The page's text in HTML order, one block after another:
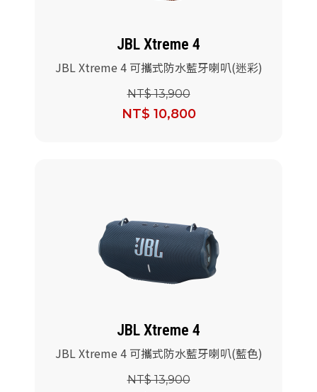
JBL Xtreme 4
JBL Xtreme 4 可攜式防水藍牙喇叭(迷彩)
NT$ 13,900
NT$ 10,800
JBL Xtreme 4
JBL Xtreme 4 可攜式防水藍牙喇叭(藍色)
NT$ 13,900